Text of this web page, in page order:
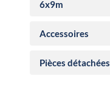
6x9m
Accessoires
Pièces détachées